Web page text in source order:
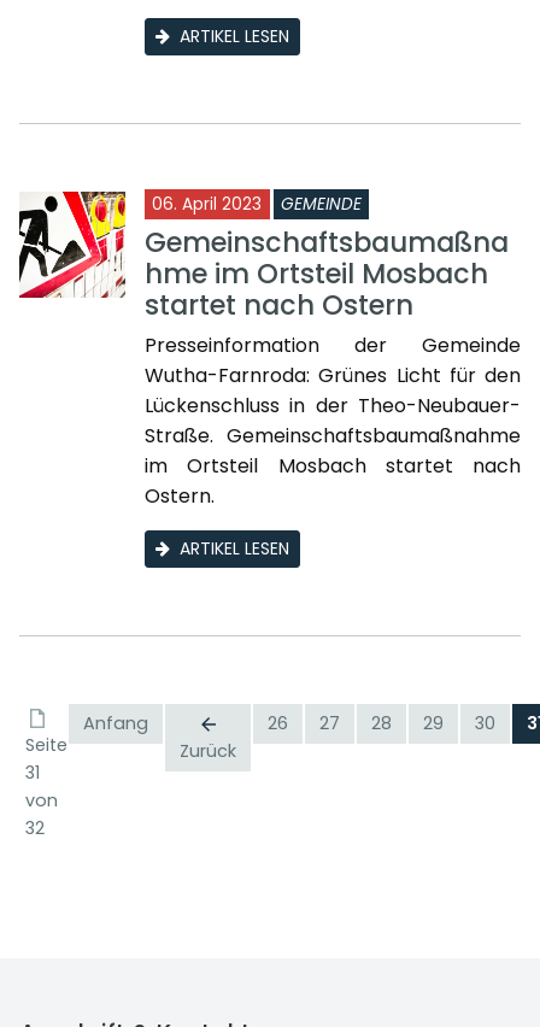
ARTIKEL LESEN
06. April 2023 GEMEINDE
Gemeinschaftsbaumaßna
hme im Ortsteil Mosbach
startet nach Ostern
Presseinformation der Gemeinde
Wutha-Farnroda: Grünes Licht für den
Lückenschluss in der Theo-Neubauer-
Straße. Gemeinschaftsbaumaßnahme
im Ortsteil Mosbach startet nach
Ostern.
ARTIKEL LESEN
Seite
31
von
32
Anfang
Zurück
26 27 28 29 30